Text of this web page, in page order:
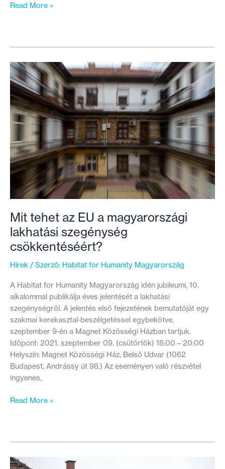
Elszalasztott
eszközök,
szakpolitikák
és
források
magyarországi
felhasználása
Read More »
Mit tehet az EU a magyarországi
lakhatási szegénység
csökkentéséért?
Hírek / Szerző: Habitat for Humanity Magyarország
A Habitat for Humanity Magyarország idén jubileumi, 10.
alkalommal publikálja éves jelentését a lakhatási
szegénységről. A jelentés első fejezetének bemutatóját egy
szakmai kerekasztal-beszélgetéssel egybekötve,
szeptember 9-én a Magnet Közösségi Házban tartjuk.
Időpont: 2021. szeptember 09. (csütörtök) 18:00 – 20:00
Helyszín: Magnet Közösségi Ház, Belső Udvar (1062
Budapest, Andrássy út 98.) Az eseményen való részvétel
ingyenes,
Mit
magyarországi
Read More »